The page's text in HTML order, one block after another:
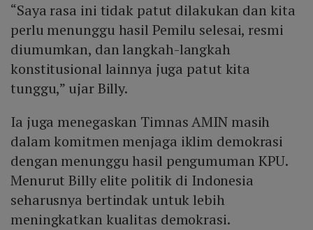
terhadap kemenangan tersebut.
“Saya rasa ini tidak patut dilakukan dan kita
perlu menunggu hasil Pemilu selesai, resmi
diumumkan, dan langkah-langkah
konstitusional lainnya juga patut kita
tunggu,” ujar Billy.
Ia juga menegaskan Timnas AMIN masih
dalam komitmen menjaga iklim demokrasi
dengan menunggu hasil pengumuman KPU.
Menurut Billy elite politik di Indonesia
seharusnya bertindak untuk lebih
meningkatkan kualitas demokrasi.